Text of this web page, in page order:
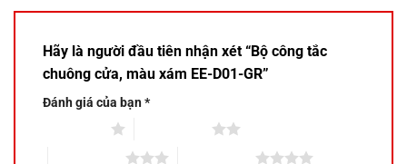
Hãy là người đầu tiên nhận xét “Bộ công tắc
chuông cửa, màu xám EE-D01-GR”
Đánh giá của bạn*